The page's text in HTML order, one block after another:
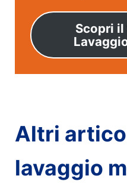
Scopri
Altri
lavaggio